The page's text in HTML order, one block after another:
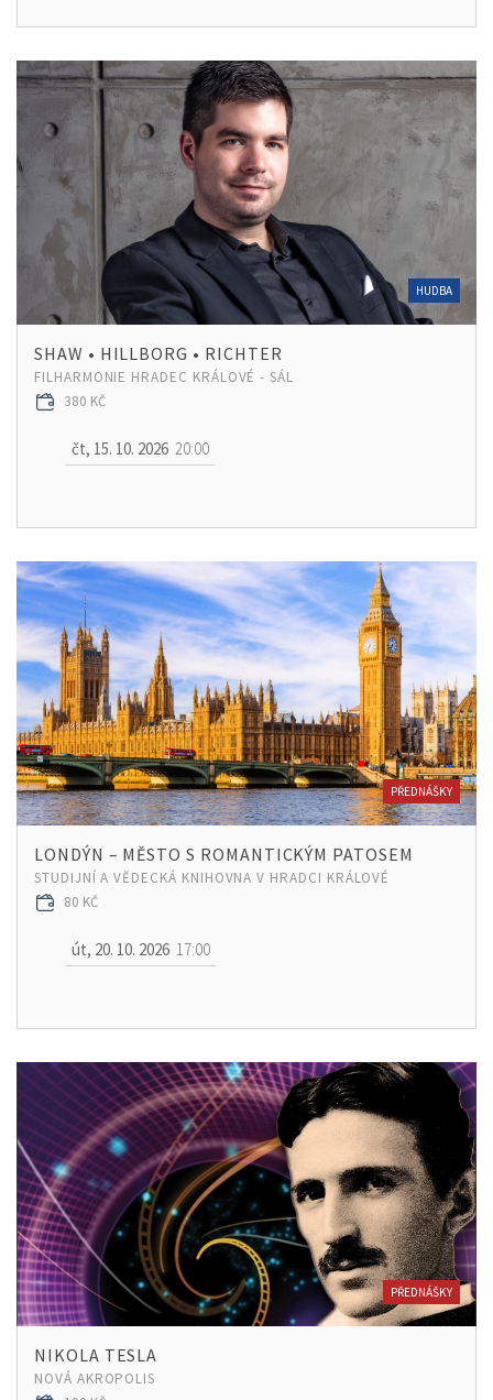
HUDBA
SHAW • HILLBORG • RICHTER
FILHARMONIE HRADEC KRÁLOVÉ - SÁL
380 KČ
čt, 15. 10. 2026 20:00
PŘEDNÁŠKY
LONDÝN – MĚSTO S ROMANTICKÝM PATOSEM
STUDIJNÍ A VĚDECKÁ KNIHOVNA V HRADCI KRÁLOVÉ
80 KČ
út, 20. 10. 2026 17:00
PŘEDNÁŠKY
NIKOLA TESLA
NOVÁ AKROPOLIS